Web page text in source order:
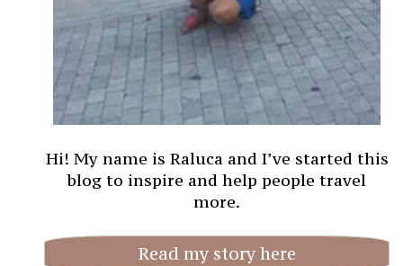
Hi! My name is Raluca and I’ve started this
blog to inspire and help people travel
more.
Read my story here